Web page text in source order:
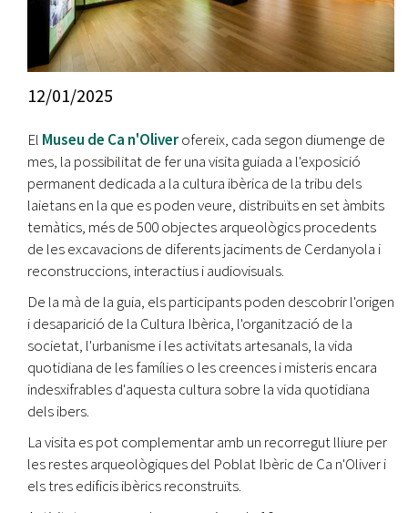
12/01/2025
El Museu de Ca n'Oliverofereix, cada segon diumenge de
mes, la possibilitat de fer una visita guiada a l'exposició
permanent dedicada a la cultura ibèrica de la tribu dels
laietans en la que es poden veure, distribuïts en set àmbits
temàtics, més de 500 objectes arqueològics procedents
de les excavacions de diferents jaciments de Cerdanyola i
reconstruccions, interactius i audiovisuals.
De la mà de la guia, els participants poden descobrir l'origen
i desaparició de la Cultura Ibèrica, l'organització de la
societat, l'urbanisme i les activitats artesanals, la vida
quotidiana de les famílies o les creences i misteris encara
indesxifrables d'aquesta cultura sobre la vida quotidiana
dels ibers.
La visita es pot complementar amb un recorregut lliure per
les restes arqueològiques del Poblat Ibèric de Ca n'Oliver i
els tres edificis ibèrics reconstruïts.